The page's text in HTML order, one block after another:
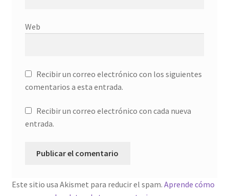
Web
Recibir un correo electrónico con los siguientes
comentarios a esta entrada.
Recibir un correo electrónico con cada nueva
entrada.
Este sitio usa Akismet para reducir el spam. Aprende cómo